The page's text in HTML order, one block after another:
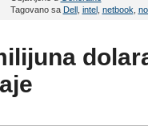
Tagovano sa Dell, intel, netbook